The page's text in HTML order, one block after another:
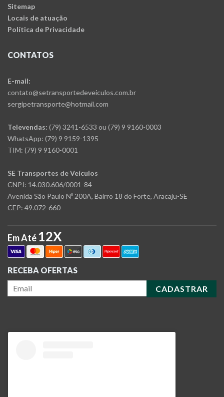
Sitemap
Locais de atuação
Política de Privacidade
CONTATOS
E-mail:
contato@setransportedeveiculos.com.br
sergipetransporte@hotmail.com
Televendas: (79) 3241-6533 ou (79) 9 9160-0003
WhatsApp: (79) 9 9159-1395
TIM: (79) 9 9160-0001
SE Transportes de Veículos
CNPJ: 14.030.606/0001-84
Avenida São Paulo Nº 200A, Bairro 18 do Forte, Aracaju-SE
CEP: 49.072-660
Em Até 12X
RECEBA OFERTAS
CADASTRAR